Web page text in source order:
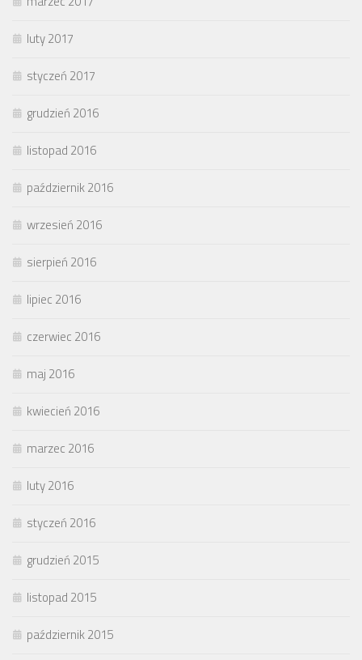
luty 2017
styczeń 2017
grudzień 2016
listopad 2016
październik 2016
wrzesień 2016
sierpień 2016
lipiec 2016
czerwiec 2016
maj 2016
kwiecień 2016
marzec 2016
luty 2016
styczeń 2016
grudzień 2015
listopad 2015
październik 2015